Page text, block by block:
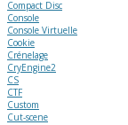
Compact Disc
Console
Console Virtuelle
Cookie
Crénelage
CryEngine2
CS
CTF
Custom
Cut-scene